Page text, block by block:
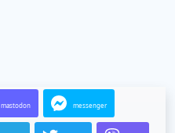
mastodon messenger